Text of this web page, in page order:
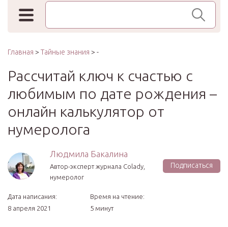
Поиск по сайту
Главная > Тайные знания > -
Рассчитай ключ к счастью с
любимым по дате рождения –
онлайн калькулятор от
нумеролога
Людмила Бакалина
Автор-эксперт журнала Сolady,
нумеролог
Подписаться
Дата написания:
8 апреля 2021
Время на чтение:
5 минут